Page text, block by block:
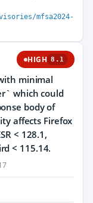
mfsa2024-
HIGH 8.1
minimal
which could
body of
affects Firefox
< 128.1,
< 115.14.